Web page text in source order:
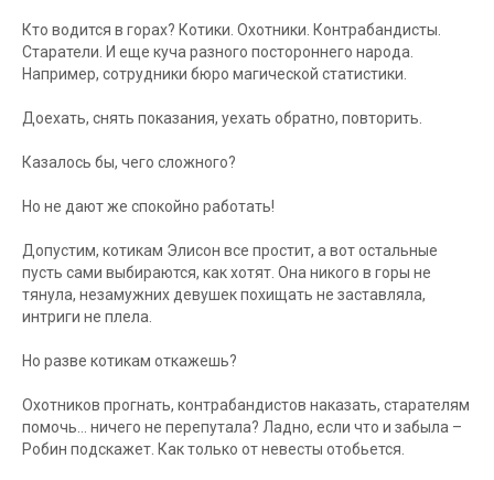
Кто водится в горах? Котики. Охотники. Контрабандисты.
Старатели. И еще куча разного постороннего народа.
Например, сотрудники бюро магической статистики.
Доехать, снять показания, уехать обратно, повторить.
Казалось бы, чего сложного?
Но не дают же спокойно работать!
Допустим, котикам Элисон все простит, а вот остальные
пусть сами выбираются, как хотят. Она никого в горы не
тянула, незамужних девушек похищать не заставляла,
интриги не плела.
Но разве котикам откажешь?
Охотников прогнать, контрабандистов наказать, старателям
помочь… ничего не перепутала? Ладно, если что и забыла –
Робин подскажет. Как только от невесты отобьется.